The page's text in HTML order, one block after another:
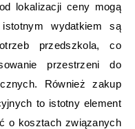
lokalizacji ceny mogą
wydatkiem są
przedszkola, co
przestrzeni do
Również zakup
to istotny element
o kosztach związanych